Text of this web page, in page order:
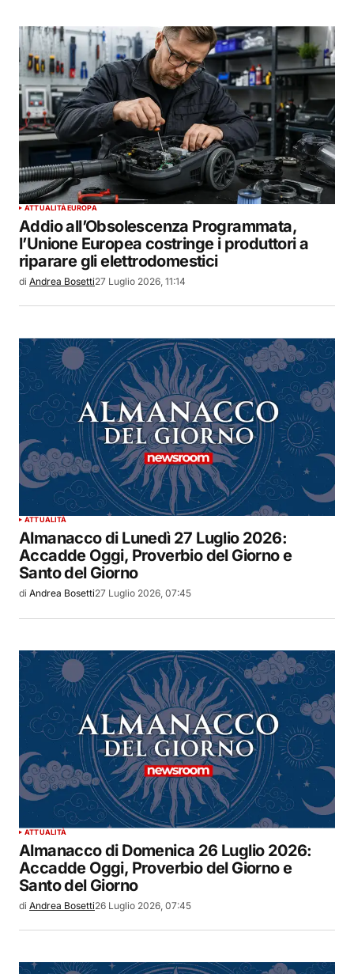
ATTUALITÀEUROPA
Addio all’Obsolescenza Programmata,
l’Unione Europea costringe i produttori a
riparare gli elettrodomestici
di Andrea Bosetti27 Luglio 2026, 11:14
ATTUALITÀ
Almanacco di Lunedì 27 Luglio 2026:
Accadde Oggi, Proverbio del Giorno e
Santo del Giorno
di Andrea Bosetti27 Luglio 2026, 07:45
ATTUALITÀ
Almanacco di Domenica 26 Luglio 2026:
Accadde Oggi, Proverbio del Giorno e
Santo del Giorno
di Andrea Bosetti26 Luglio 2026, 07:45